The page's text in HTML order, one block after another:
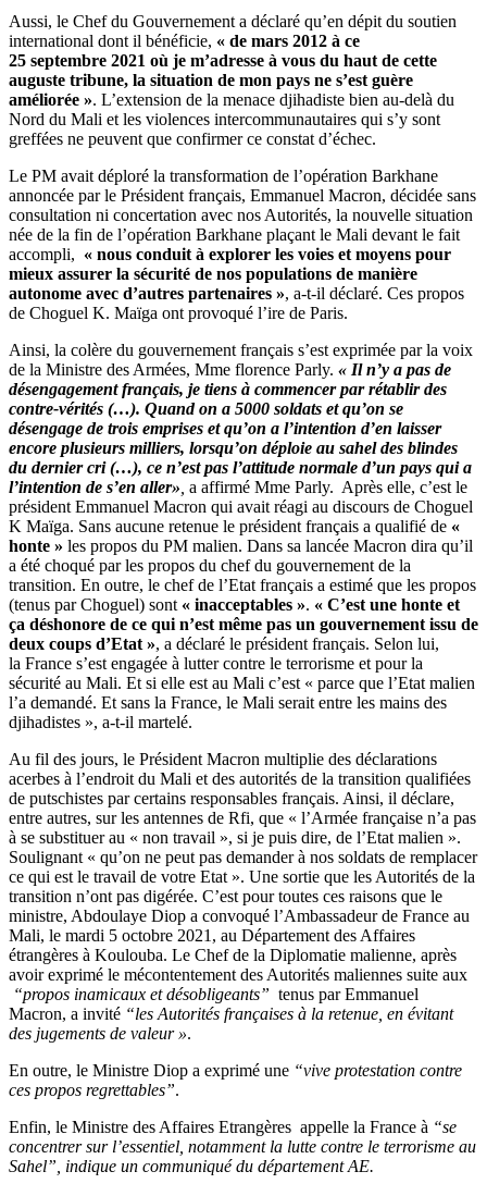
Aussi, le Chef du Gouvernement a déclaré qu’en dépit du soutien
international dont il bénéficie, « de mars 2012 à ce
25 septembre 2021 où je m’adresse à vous du haut de cette
auguste tribune, la situation de mon pays ne s’est guère
améliorée ». L’extension de la menace djihadiste bien au-delà du
Nord du Mali et les violences intercommunautaires qui s’y sont
greffées ne peuvent que confirmer ce constat d’échec.
Le PM avait déploré la transformation de l’opération Barkhane
annoncée par le Président français, Emmanuel Macron, décidée sans
consultation ni concertation avec nos Autorités, la nouvelle situation
née de la fin de l’opération Barkhane plaçant le Mali devant le fait
accompli, « nous conduit à explorer les voies et moyens pour
mieux assurer la sécurité de nos populations de manière
autonome avec d’autres partenaires », a-t-il déclaré. Ces propos
de Choguel K. Maïga ont provoqué l’ire de Paris.
Ainsi, la colère du gouvernement français s’est exprimée par la voix
de la Ministre des Armées, Mme florence Parly. « Il n’y a pas de
désengagement français, je tiens à commencer par rétablir des
contre-vérités (…). Quand on a 5000 soldats et qu’on se
désengage de trois emprises et qu’on a l’intention d’en laisser
encore plusieurs milliers, lorsqu’on déploie au sahel des blindes
du dernier cri (…), ce n’est pas l’attitude normale d’un pays qui a
l’intention de s’en aller» a affirmé Mme Parly. Après elle, c’est le
président Emmanuel Macron qui avait réagi au discours de Choguel
K Maïga. Sans aucune retenue le président français a qualifié de «
honte » les propos du PM malien. Dans sa lancée Macron dira qu’il
a été choqué par les propos du chef du gouvernement de la
transition. En outre, le chef de l’Etat français a estimé que les propos
(tenus par Choguel) sont « inacceptables ». « C’est une honte et
ça déshonore de ce qui n’est même pas un gouvernement issu de
deux coups d’Etat », a déclaré le président français. Selon lui,
la France s’est engagée à lutter contre le terrorisme et pour la
sécurité au Mali. Et si elle est au Mali c’est « parce que l’Etat malien
l’a demandé. Et sans la France, le Mali serait entre les mains des
djihadistes », a-t-il martelé.
Au fil des jours, le Président Macron multiplie des déclarations
acerbes à l’endroit du Mali et des autorités de la transition qualifiées
de putschistes par certains responsables français. Ainsi, il déclare,
entre autres, sur les antennes de Rfi, que « l’Armée française n’a pas
à se substituer au « non travail », si je puis dire, de l’Etat malien ».
Soulignant « qu’on ne peut pas demander à nos soldats de remplacer
ce qui est le travail de votre Etat ». Une sortie que les Autorités de la
transition n’ont pas digérée. C’est pour toutes ces raisons que le
ministre, Abdoulaye Diop a convoqué l’Ambassadeur de France au
Mali, le mardi 5 octobre 2021, au Département des Affaires
étrangères à Koulouba. Le Chef de la Diplomatie malienne, après
avoir exprimé le mécontentement des Autorités maliennes suite aux
“propos inamicaux et désobligeants” tenus par Emmanuel
Macron, a invité “les Autorités françaises à la retenue, en évitant
des jugements de valeur ».
En outre, le Ministre Diop a exprimé une “vive protestation contre
ces propos regrettables”.
Enfin, le Ministre des Affaires Etrangères appelle la France à “se
concentrer sur l’essentiel, notamment la lutte contre le terrorisme au
Sahel”, indique un communiqué du département AE.